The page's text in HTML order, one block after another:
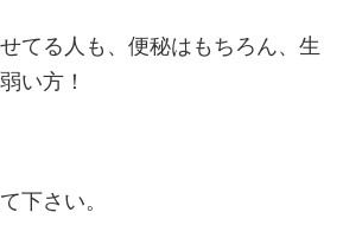
てる人も、便秘はもちろん、生
い方！
下さい。